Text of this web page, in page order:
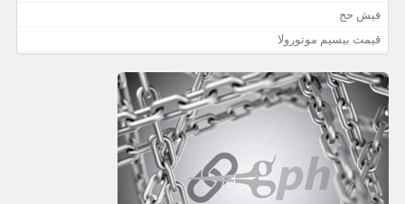
فیش حج
قیمت بیسیم موتورولا